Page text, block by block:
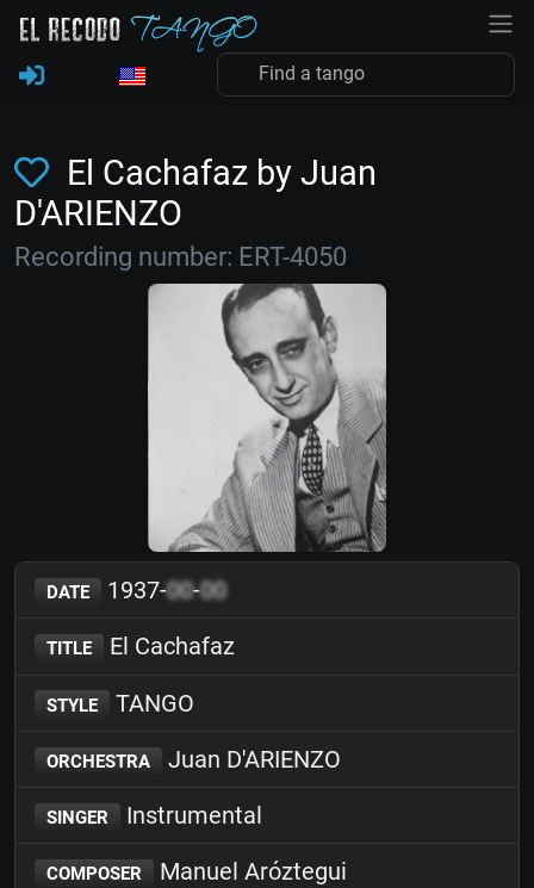
El Cachafaz by Juan
D'ARIENZO
Recording number: ERT-4050
DATE 1937-00-00
TITLE El Cachafaz
STYLE TANGO
ORCHESTRA Juan D'ARIENZO
SINGER Instrumental
COMPOSER Manuel Aróztegui